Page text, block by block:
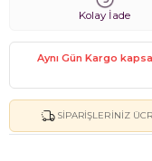
Kolay İade
Aynı Gün Kargo
SIPARIŞLERINIZ